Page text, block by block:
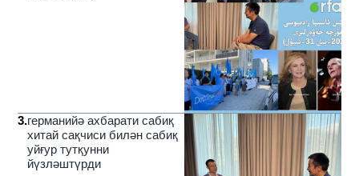
3.германийә ахбарати сабиқ
хитай сақчиси билән сабиқ
уйғур тутқунни
йүзләштүрди